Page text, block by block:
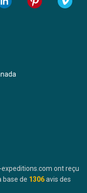
expeditions.com ont reçu
base de 1306avis des